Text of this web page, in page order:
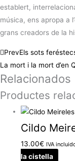
establert,
música, ens apropa a
grans creadors de la
PrevEls sots
La mort i la mort d’en
Relacionados
Productes
Cildo
13.00€ IVA
la cistella